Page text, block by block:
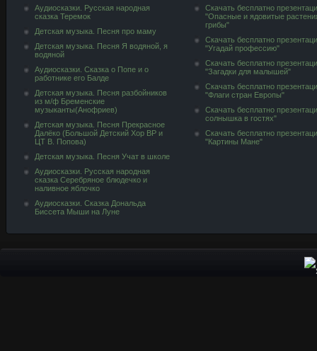
Аудиосказки. Русская народная
сказка Теремок
Детская музыка. Песня про маму
Детская музыка. Песня Я водяной, я
водяной
Аудиосказки. Сказка о Попе и о
работнике его Балде
Детская музыка. Песня разбойников
из м/ф Бременские
музыканты(Анофриев)
Детская музыка. Песня Прекрасное
Далёко (Большой Детский Хор ВР и
ЦТ В. Попова)
Детская музыка. Песня Учат в школе
Аудиосказки. Русская народная
сказка Серебряное блюдечко и
наливное яблочко
Аудиосказки. Сказка Дональда
Биссета Мыши на Луне
Скачать бесплатно
"Опасные и ядовитые
грибы"
Скачать бесплатно
"Угадай профессию"
Скачать бесплатно
"Загадки для малышей"
Скачать бесплатно
"Флаги стран Европы"
Скачать бесплатно
солнышка в гостях"
Скачать бесплатно
"Картины Мане"